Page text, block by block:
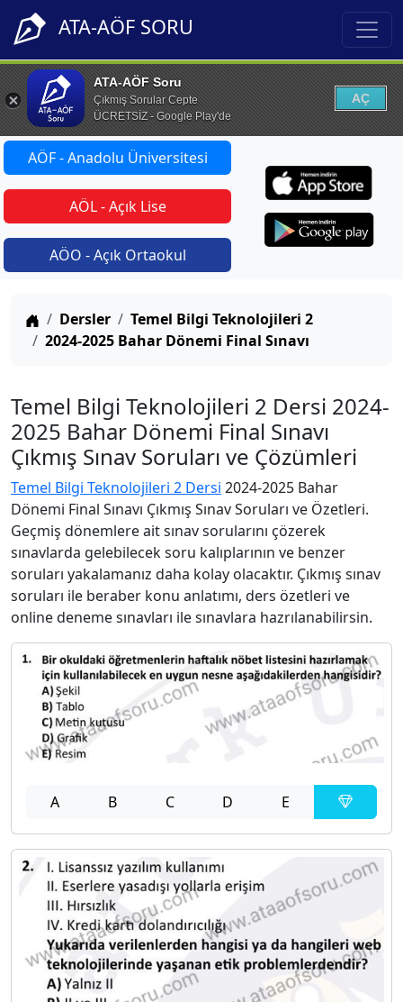
ATA-AÖF SORU
ATA-AÖF Soru
Çıkmış Sorular Cepte
ÜCRETSİZ - Google Play'de
AÇ
AÖF - Anadolu Üniversitesi
AÖL - Açık Lise
AÖO - Açık Ortaokul
Anasayfa
Dersler
Temel Bilgi Teknolojileri 2
2024-2025 Bahar Dönemi Final Sınavı
Temel Bilgi Teknolojileri 2 Dersi 2024-
2025 Bahar Dönemi Final Sınavı
Çıkmış Sınav Soruları ve Çözümleri
Temel Bilgi Teknolojileri 2 Dersi 2024-2025 Bahar
Dönemi Final Sınavı Çıkmış Sınav Soruları ve Özetleri.
Geçmiş dönemlere ait sınav sorularını çözerek
sınavlarda gelebilecek soru kalıplarının ve benzer
soruları yakalamanız daha kolay olacaktır. Çıkmış sınav
soruları ile beraber konu anlatımı, ders özetleri ve
online deneme sınavları ile sınavlara hazrılanabilirsin.
A B C D E